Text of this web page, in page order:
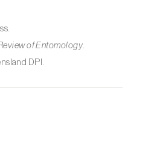
of Entomology.
DPI.